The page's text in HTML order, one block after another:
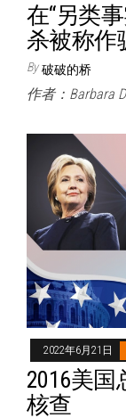
在“另类
杀被称作
By 破破的桥
作者：Barbara
2022年6月21日
2016美
核查